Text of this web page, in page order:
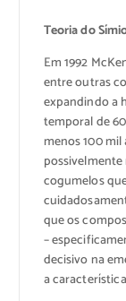
Teoria do
Em 1992
entre outras
expandindo a
temporal de
menos 100
cogumelos
que os
–
decisivo na
a